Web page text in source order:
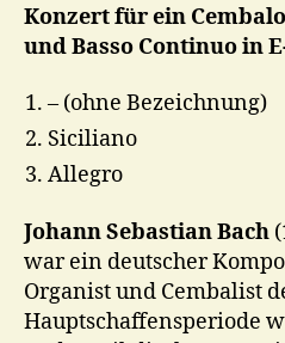
Konzert für ein
und Basso Continuo in
– (ohne Bezeichnung)
Siciliano
Allegro
Johann Sebastian Bach
war ein deutscher
Organist und Cembalist
Hauptschaffensperiode